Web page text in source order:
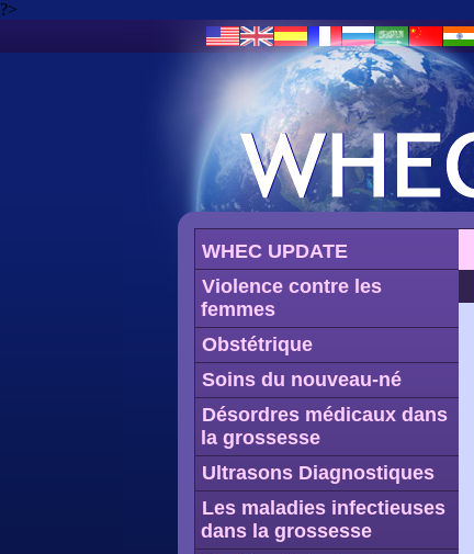
?>
WHEC UPDATE
Violence contre les
femmes
Obstétrique
Soins du nouveau-né
Désordres médicaux dans
la grossesse
Ultrasons Diagnostiques
Les maladies infectieuses
dans la grossesse